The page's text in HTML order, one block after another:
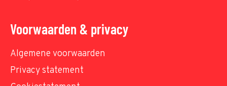
Voorwaarden & privacy
Algemene voorwaarden
Privacy statement